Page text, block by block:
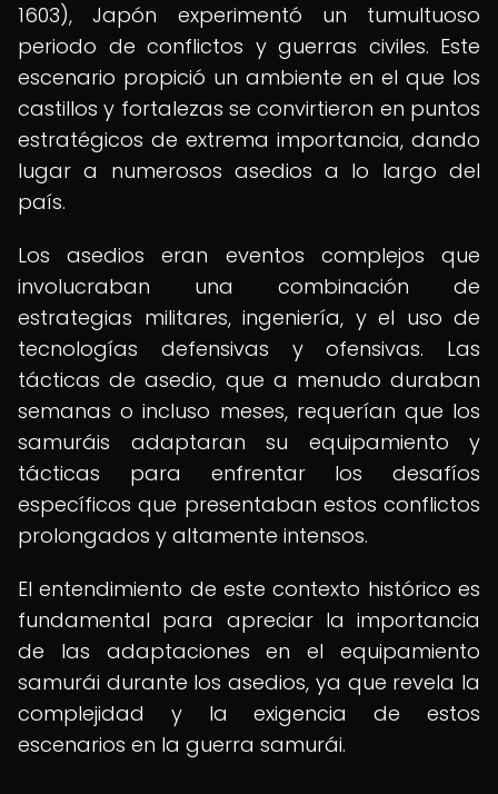
1603), Japón experimentó un tumultuoso
periodo de conflictos y guerras civiles. Este
escenario propició un ambiente en el que los
castillos y fortalezas se convirtieron en puntos
estratégicos de extrema importancia, dando
lugar a numerosos asedios a lo largo del
país.
Los asedios eran eventos complejos que
involucraban una combinación de
estrategias militares, ingeniería, y el uso de
tecnologías defensivas y ofensivas. Las
tácticas de asedio, que a menudo duraban
semanas o incluso meses, requerían que los
samuráis adaptaran su equipamiento y
tácticas para enfrentar los desafíos
específicos que presentaban estos conflictos
prolongados y altamente intensos.
El entendimiento de este contexto histórico es
fundamental para apreciar la importancia
de las adaptaciones en el equipamiento
samurái durante los asedios, ya que revela la
complejidad y la exigencia de estos
escenarios en la guerra samurái.